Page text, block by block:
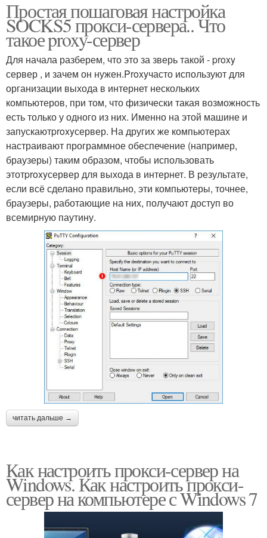
Простая пошаговая настройка
SOCKS5 прокси-сервера.. Что
такое proxy-сервер
Для начала разберем, что это за зверь такой - proxy
сервер , и зачем он нужен.Proxyчасто используют для
организации выхода в интернет нескольких
компьютеров, при том, что физически такая возможность
есть только у одного из них. Именно на этой машине и
запускаютproxyсервер. На других же компьютерах
настраивают программное обеспечение (например,
браузеры) таким образом, чтобы использовать
этотproxyсервер для выхода в интернет. В результате,
если всё сделано правильно, эти компьютеры, точнее,
браузеры, работающие на них, получают доступ во
всемирную паутину.
читать дальше →
Как настроить прокси-сервер на
Windows. Как настроить прокси-
сервер на компьютере с Windows 7